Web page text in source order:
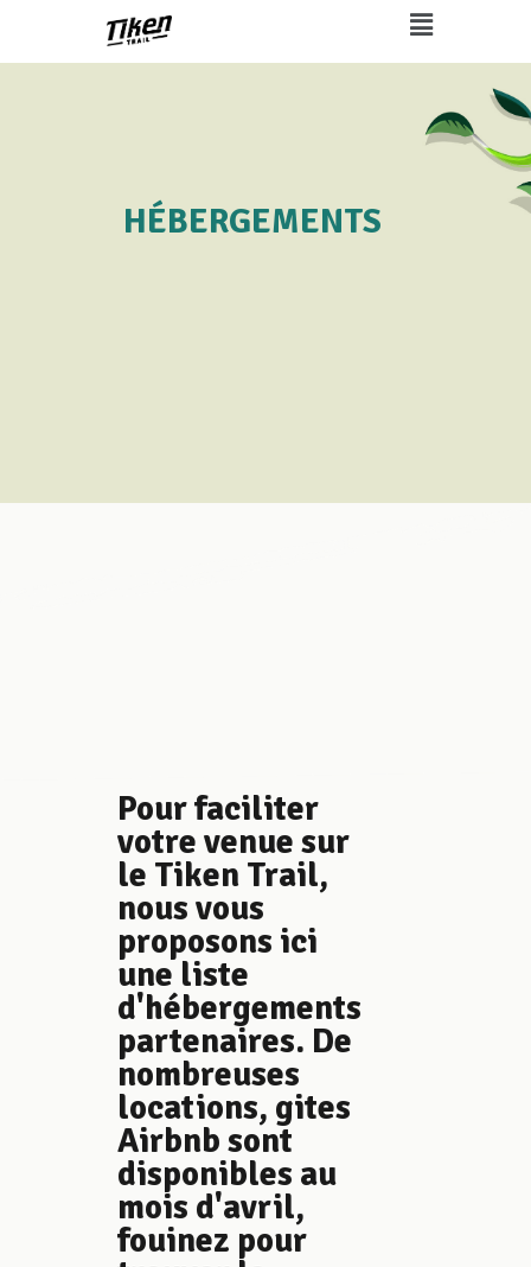
HÉBERGEMENTS
Pour faciliter
votre venue sur
le Tiken Trail,
nous vous
proposons ici
une liste
d'hébergements
partenaires. De
nombreuses
locations, gites
Airbnb sont
disponibles au
mois d'avril,
fouinez pour